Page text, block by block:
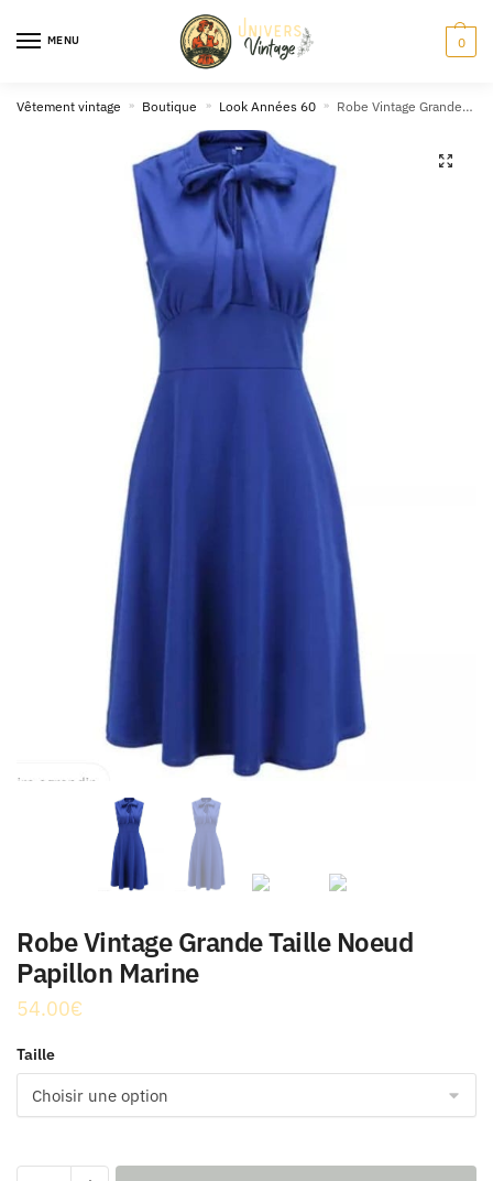
MENU 0
Vêtement vintage » Boutique » Look Années 60 » Robe Vintage Grande Taille Noeud Papillon Marine
🔍
Robe Vintage Grande Taille Noeud
Papillon Marine
54.00€
Taille